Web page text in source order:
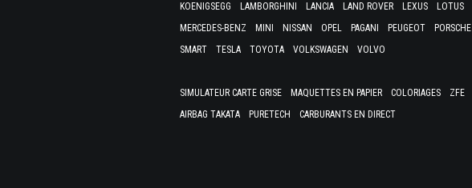
KOENIGSEGG
LAMBORGHINI LANCIA LAND ROVER LEXUS LOTUS
MERCEDES-BENZ
MINI NISSAN OPEL PAGANI PEUGEOT PORSCHE
SMART
TESLA TOYOTA VOLKSWAGEN VOLVO
SIMULATEUR CARTE GRISE MAQUETTES EN PAPIER COLORIAGES ZFE
AIRBAG TAKATA
PURETECH CARBURANTS EN DIRECT